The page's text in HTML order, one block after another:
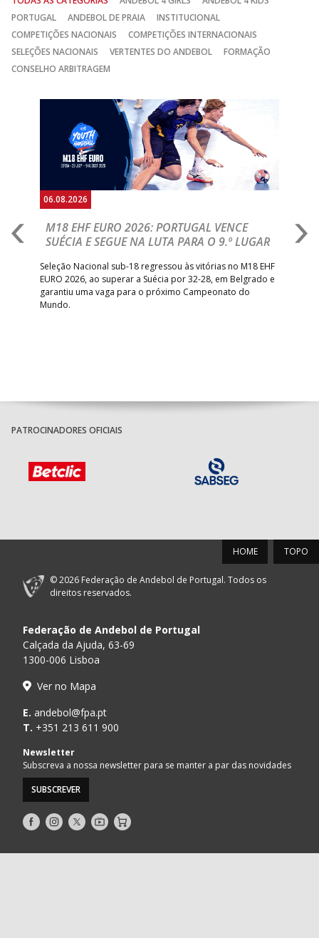
PORTUGAL
ANDEBOL DE PRAIA
INSTITUCIONAL
COMPETIÇÕES NACIONAIS
COMPETIÇÕES INTERNACIONAIS
SELEÇÕES NACIONAIS
VERTENTES DO ANDEBOL
FORMAÇÃO
CONSELHO ARBITRAGEM
06.08.2026
M18 EHF EURO 2026: PORTUGAL VENCE
SUÉCIA E SEGUE NA LUTA PARA O 9.º LUGAR
Seleção Nacional sub-18 regressou às vitórias no M18 EHF
EURO 2026, ao superar a Suécia por 32-28, em Belgrado e
garantiu uma vaga para o próximo Campeonato do
Mundo.
PATROCINADORES OFICIAIS
TOPO
HOME
© 2026 Federação de Andebol de Portugal. Todos os
direitos reservados.
Federação de Andebol de Portugal
Calçada da Ajuda, 63-69
1300-006 Lisboa
Ver no Mapa
E. andebol@fpa.pt
T. +351 213 611 900
Newsletter
Subscreva a nossa newsletter para se manter a par das novidades
SUBSCREVER
Siga-
nos
Siga-
nos
Siga-
nos
AndebolTV
Loja